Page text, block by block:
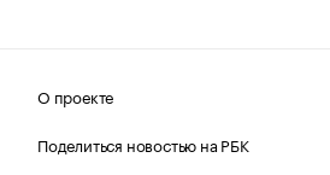
О проекте
Поделиться новостью на РБК